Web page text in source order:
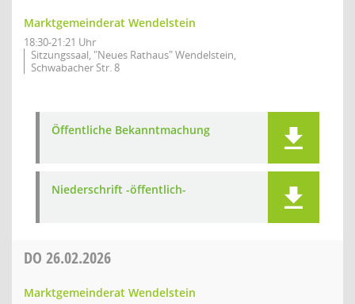
Marktgemeinderat Wendelstein
18:30-21:21 Uhr
Sitzungssaal, "Neues Rathaus" Wendelstein,
Schwabacher Str. 8
Öffentliche Bekanntmachung
Niederschrift -öffentlich-
DO 26.02.2026
Marktgemeinderat Wendelstein